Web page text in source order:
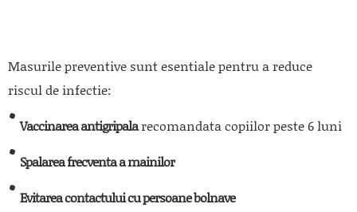
Masurile preventive sunt esentiale pentru a reduce
riscul de infectie:
Vaccinarea antigripalarecomandata copiilor peste 6 luni
Spalarea frecventa a mainilor
Evitarea contactului cu persoane bolnave